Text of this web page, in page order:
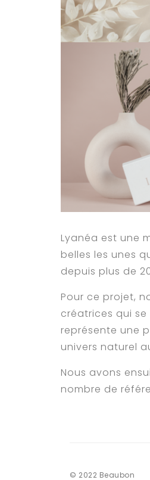
Lyanéa est une
belles les unes
depuis plus de
Pour ce projet,
créatrices qui
représente une
univers naturel
Nous avons
nombre de
© 2022 Beaubon